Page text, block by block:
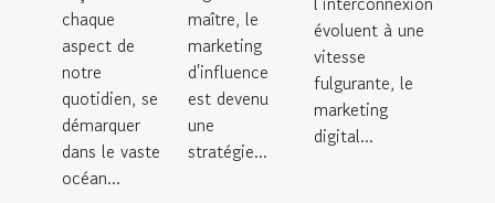
chaque
aspect de
notre
quotidien, se
démarquer
dans le vaste
océan...
maître, le
marketing
d'influence
est devenu
une
stratégie...
évoluent à une
vitesse
fulgurante, le
marketing
digital...